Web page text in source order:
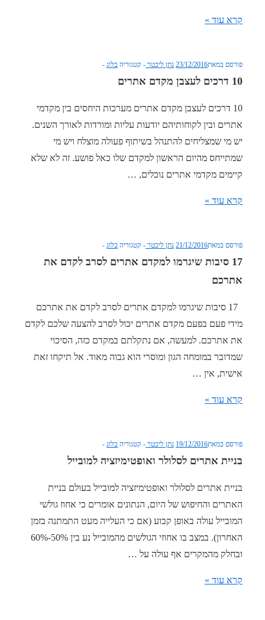
סוגי
אתרים
אורגני
קרא עוד »
פורסם במאת23/12/2016 נתן ליכטר קטגוריהבלוג
10 דרכים לעצבן מקדם אתרים
10 דרכים לעצבן מקדם אתרים מערכות היחסים בין מקדמי
אתרים ובין לקוחותיהם יודעות עליות ומורדות לאורך השנים.
יש מי שמצליחים להתנהל בשיתוף פעולה מוצלח ויש מי
שמתייחס מהיום הראשון למקדם שלו כאל פושע. זה לא שלא
קיימים מקדמי אתרים נוכלים, …
10
מקדם
אתרים
קרא עוד »
פורסם במאת21/12/2016 נתן ליכטר קטגוריהבלוג
17 סיבות שיגרמו למקדם אתרים לסרב לקדם את
אתרכם
17 סיבות שיגרמו למקדם אתרים לסרב לקדם את אתרכם
מידי פעם בפעם מקדם אתרים יכול לסרב להצעה שלכם לקדם
את אתרכם. למעשה, אם נתקלתם במקדם כזה, הסיכוי
שמדובר במומחה הגון ומוסרי הוא גבוה מאוד. אל תיקחו זאת
אישית, אין …
17
למקדם
אתרים
קרא עוד »
פורסם במאת19/12/2016 נתן ליכטר קטגוריהבלוג
בניית אתרים לסלולר ואופטימיזציה למובייל
בניית אתרים לסלולר ואופטימיזציה למובייל בעולם בניית
האתרים והחיפוש של היום, הנתונים אומרים כי אחוז גולשי
המובייל עולה באופן קבוע (אם כי העלייה מעט התמתנה בזמן
האחרון). במצב בו אחוזי הגולשים מהמובייל נע בין 50%-60%
ובחלק מהמקרים אף עולה על …
בניית
קרא עוד »